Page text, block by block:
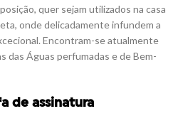
quer sejam utilizados na casa
onde delicadamente infundem a
Encontram-se atualmente
das Águas perfumadas e de Bem-
de assinatura